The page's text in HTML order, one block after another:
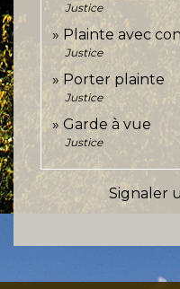
Justice
Plainte avec
Justice
Porter plainte
Justice
Garde à vue
Justice
Signaler